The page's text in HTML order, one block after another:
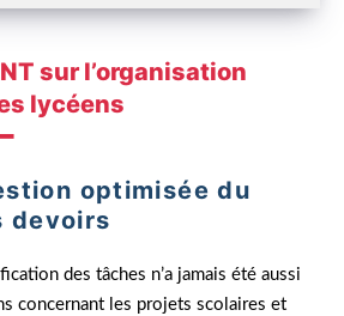
sur l’organisation
lycéens
optimisée du
devoirs
des tâches n’a jamais été aussi
concernant les projets scolaires et